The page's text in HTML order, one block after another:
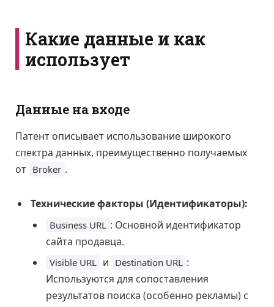
Какие данные и как
использует
Данные на входе
Патент описывает использование широкого
спектра данных, преимущественно получаемых
от Broker .
Технические факторы (Идентификаторы):
Business URL : Основной идентификатор
сайта продавца.
Visible URL и Destination URL :
Используются для сопоставления
результатов поиска (особенно рекламы) с